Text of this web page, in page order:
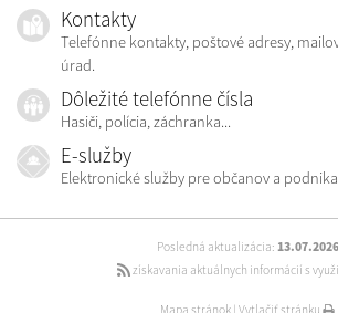
Kontakty
Telefónne kontakty, poštové adresy,
úrad.
Dôležité telefónne čísla
Hasiči, polícia, záchranka...
E-služby
Elektronické služby pre občanov a
Posledná aktualizácia: 13.07.2026
získavania aktuálnych informácií s